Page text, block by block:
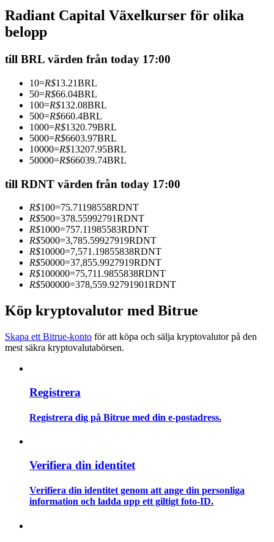
Bli en Copy Trader
Njut av vinstdelning och kopieringshandelsprovisioner
Information
Big data-analys inklusive handelsinformation, etc.
Radiant Capital Växelkurser för olika
belopp
till BRL värden från today 17:00
10=R$13.21BRL
50=R$66.04BRL
100=R$132.08BRL
500=R$660.4BRL
1000=R$1320.79BRL
5000=R$6603.97BRL
10000=R$13207.95BRL
50000=R$66039.74BRL
till RDNT värden från today 17:00
R$100=75.71198558RDNT
R$500=378.55992791RDNT
R$1000=757.11985583RDNT
R$5000=3,785.59927919RDNT
R$10000=7,571.19855838RDNT
R$50000=37,855.9927919RDNT
R$100000=75,711.9855838RDNT
R$500000=378,559.92791901RDNT
Köp kryptovalutor med Bitrue
Skapa ett Bitrue-konto för att köpa och sälja kryptovalutor på den
mest säkra kryptovalutabörsen.
Registrera
Registrera dig på Bitrue med din e-postadress.
Verifiera din identitet
Verifiera din identitet genom att ange din personliga
information och ladda upp ett giltigt foto-ID.